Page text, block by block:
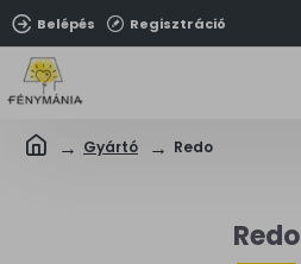
Belépés Regisztráció
Gyártó Redo
Redo